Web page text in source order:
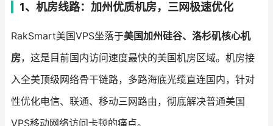
1、机房线路：加州优质机房，三网极速优化
RakSmart美国VPS坐落于美国加州硅谷、洛杉矶核心机
房，这是目前国内访问速度最快的美国机房区域。机房接
入全美顶级网络骨干链路，多路海底光缆直连国内，针对
性优化电信、联通、移动三网路由，彻底解决普通美国
VPS移动网络访问卡顿的痛点。